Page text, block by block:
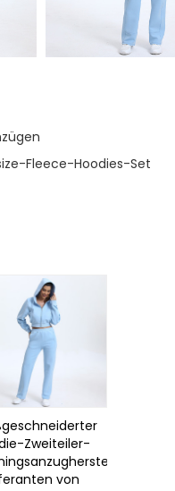
Fleece-Hoodies-Set
Zweiteiler-
von